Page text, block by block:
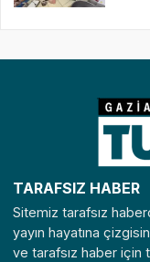
TARAFSIZ HABER
Sitemiz tarafsız
yayın hayatına
ve tarafsız haber için